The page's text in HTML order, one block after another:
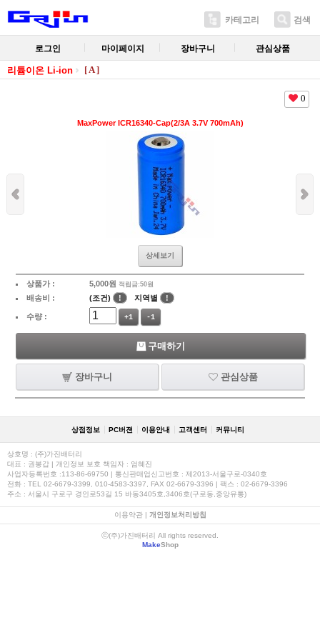
카테고리 검색
로그인 마이페이지 장바구니 관심상품
리튬이온 Li-ion [ A ]
0
MaxPower ICR16340-Cap(2/3A 3.7V 700mAh)
상세보기
상품가 : 5,000원 적립금:50원
배송비 : (조건) ! 지역별 !
수량 : +1 -1
구매하기
장바구니 관심상품
상점정보 PC버젼 이용안내 고객센터 커뮤니티
상호명 : (주)가진배터리
대표 : 권봉갑 | 개인정보 보호 책임자 : 엄혜진
사업자등록번호 :113-86-69750 | 통신판매업신고번호 : 제2013-서울구로-0340호
전화 : TEL 02-6679-3399, 010-4583-3397, FAX 02-6679-3396 | 팩스 : 02-6679-3396
주소 : 서울시 구로구 경인로53길 15 바동3405호,3406호(구로동,중앙유통)
이용약관| 개인정보처리방침
ⓒ(주)가진배터리 All rights reserved.
MakeShop